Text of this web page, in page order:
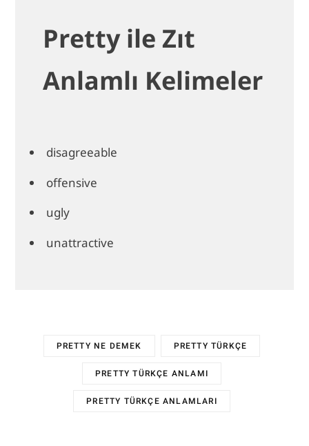
Pretty ile Zıt
Anlamlı Kelimeler
disagreeable
offensive
ugly
unattractive
PRETTY NE DEMEK PRETTY TÜRKÇE
PRETTY TÜRKÇE ANLAMI
PRETTY TÜRKÇE ANLAMLARI